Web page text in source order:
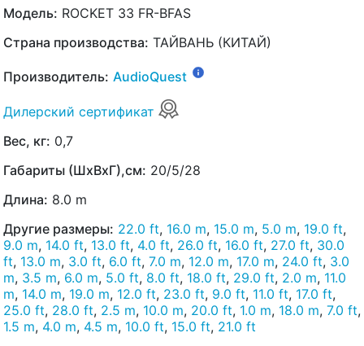
Модель: ROCKET 33 FR-BFAS
Страна производства: ТАЙВАНЬ (КИТАЙ)
Производитель: AudioQuest
Дилерский сертификат
Вес, кг: 0,7
Габариты (ШхВхГ),см: 20/5/28
Длина: 8.0 m
Другие размеры: 22.0 ft, 16.0 m, 15.0 m, 5.0 m, 19.0 ft,
9.0 m, 14.0 ft, 13.0 ft, 4.0 ft, 26.0 ft, 16.0 ft, 27.0 ft, 30.0
ft, 13.0 m, 3.0 ft, 6.0 ft, 7.0 m, 12.0 m, 17.0 m, 24.0 ft, 3.0
m, 3.5 m, 6.0 m, 5.0 ft, 8.0 ft, 18.0 ft, 29.0 ft, 2.0 m, 11.0
m, 14.0 m, 19.0 m, 12.0 ft, 23.0 ft, 9.0 ft, 11.0 ft, 17.0 ft,
25.0 ft, 28.0 ft, 2.5 m, 10.0 m, 20.0 ft, 1.0 m, 18.0 m, 7.0 ft,
1.5 m, 4.0 m, 4.5 m, 10.0 ft, 15.0 ft, 21.0 ft